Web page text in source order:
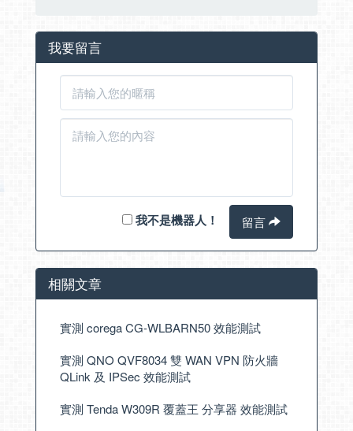
我要留言
我不是機器人！ 留言
相關文章
實測 corega CG-WLBARN50 效能測試
實測 QNO QVF8034 雙 WAN VPN 防火牆
QLink 及 IPSec 效能測試
實測 Tenda W309R 覆蓋王 分享器 效能測試